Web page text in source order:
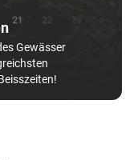
Gewässer